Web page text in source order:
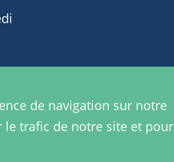
de navigation sur notre
le trafic de notre site et pour